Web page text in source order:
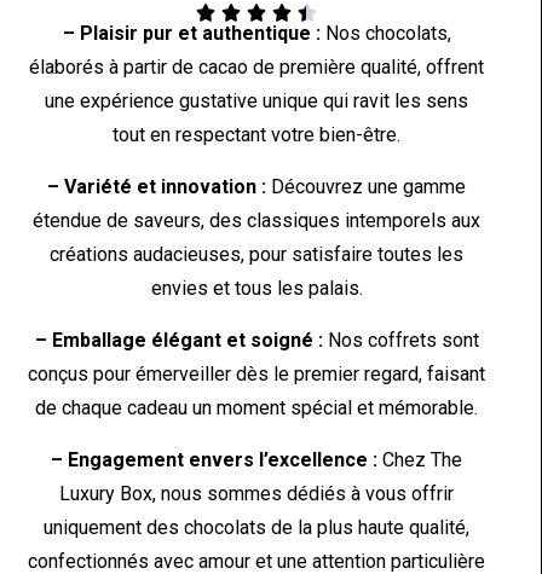
    
– Plaisir pur et authentique :Nos chocolats,
élaborés à partir de cacao de première qualité, offrent
une expérience gustative unique qui ravit les sens
tout en respectant votre bien-être.
– Variété et innovation : Découvrez une gamme
étendue de saveurs, des classiques intemporels aux
créations audacieuses, pour satisfaire toutes les
envies et tous les palais.
– Emballage élégant et soigné :Nos coffrets sont
conçus pour émerveiller dès le premier regard, faisant
de chaque cadeau un moment spécial et mémorable.
– Engagement envers l’excellence : Chez The
Luxury Box, nous sommes dédiés à vous offrir
uniquement des chocolats de la plus haute qualité,
confectionnés avec amour et une attention particulière